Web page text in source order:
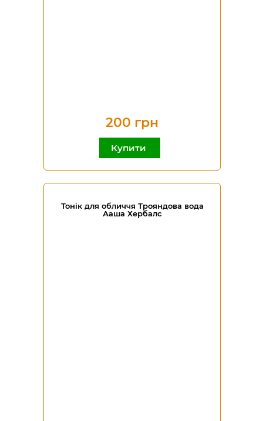
200 грн
Купити
Тонік для обличчя Трояндова вода
Ааша Хербалс